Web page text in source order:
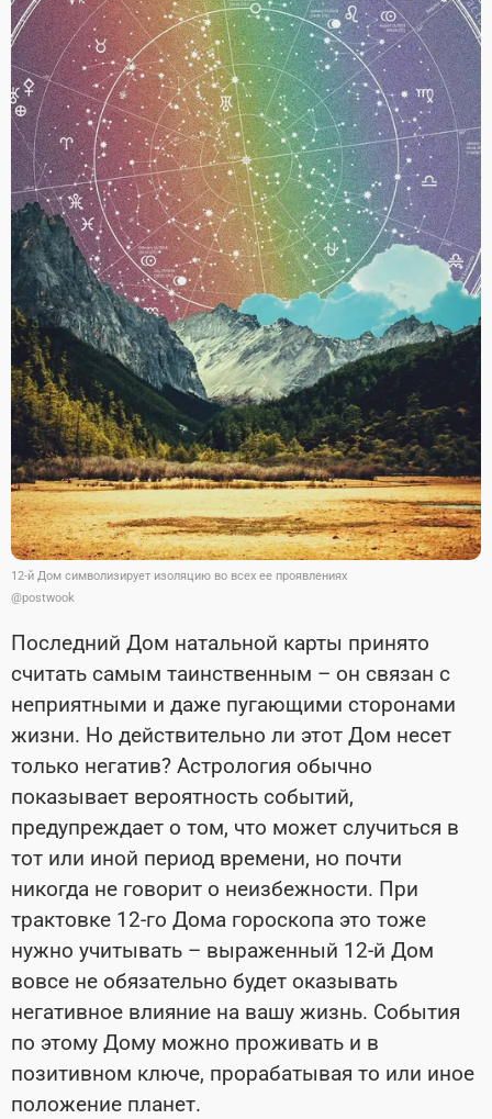
12-й Дом символизирует изоляцию во всех ее проявлениях
@postwook
Последний Дом натальной карты принято
считать самым таинственным – он связан с
неприятными и даже пугающими сторонами
жизни. Но действительно ли этот Дом несет
только негатив? Астрология обычно
показывает вероятность событий,
предупреждает о том, что может случиться в
тот или иной период времени, но почти
никогда не говорит о неизбежности. При
трактовке 12-го Дома гороскопа это тоже
нужно учитывать – выраженный 12-й Дом
вовсе не обязательно будет оказывать
негативное влияние на вашу жизнь. События
по этому Дому можно проживать и в
позитивном ключе, прорабатывая то или иное
положение планет.